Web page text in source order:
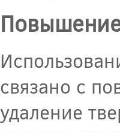
связано с
удаление